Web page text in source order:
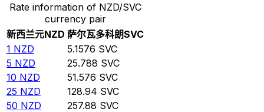
Rate information of NZD/SVC
currency pair
新西兰元NZD 萨尔瓦多科朗SVC
1 NZD 5.1576 SVC
5 NZD 25.788 SVC
10 NZD 51.576 SVC
25 NZD 128.94 SVC
50 NZD 257.88 SVC